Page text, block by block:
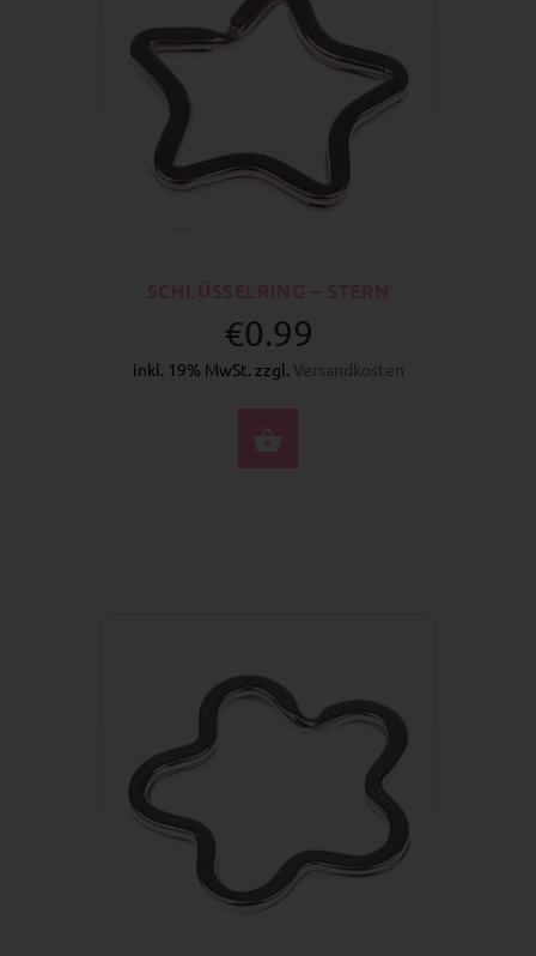
€0.99
inkl. 19% MwSt. zzgl. Versandkosten